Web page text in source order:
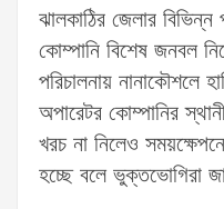
ঝালকাঠির জেলার
কোম্পানি বিশেষ জনবল
পরিচালনায় নানাকৌশলে
অপারেটর কোম্পানির
খরচ না নিলেও
হচ্ছে বলে ভুক্তভোগিরা